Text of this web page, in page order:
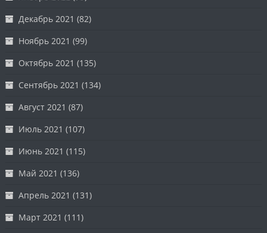
Декабрь 2021 (82)
Ноябрь 2021 (99)
Октябрь 2021 (135)
Сентябрь 2021 (134)
Август 2021 (87)
Июль 2021 (107)
Июнь 2021 (115)
Май 2021 (136)
Апрель 2021 (131)
Март 2021 (111)